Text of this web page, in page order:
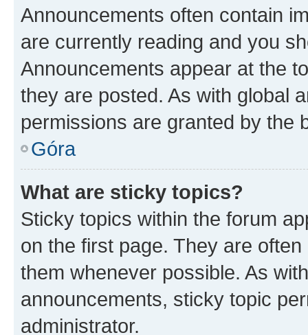
Announcements often contain
are currently reading and you
Announcements appear at the
they are posted. As with global
permissions are granted by the
Góra
What are sticky topics?
Sticky topics within the forum
on the first page. They are
them whenever possible. As
announcements, sticky topic
administrator.